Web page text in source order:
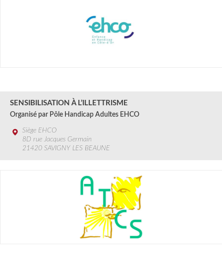
SENSIBILISATION À L’ILLETTRISME
Organisé par Pôle Handicap Adultes EHCO
Siège EHCO
8D rue Jacques Germain
21420 SAVIGNY LES BEAUNE